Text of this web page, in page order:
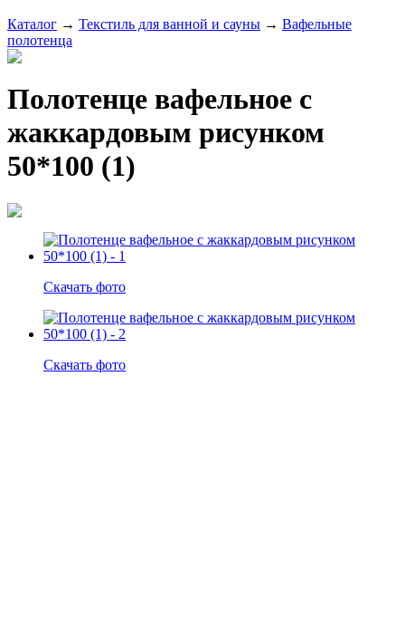
Каталог → Текстиль для ванной и сауны → Вафельные
полотенца
Полотенце вафельное с
жаккардовым рисунком
50*100 (1)
Скачать фото
Скачать фото